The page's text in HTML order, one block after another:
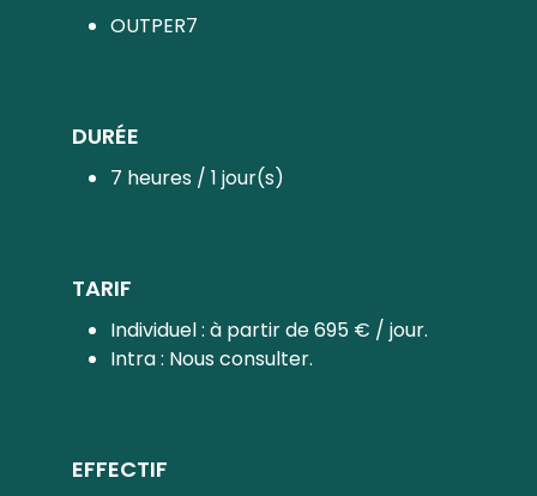
OUTPER7
DURÉE
7 heures / 1 jour(s)
TARIF
Individuel : à partir de 695 € / jour.
Intra : Nous consulter.
EFFECTIF